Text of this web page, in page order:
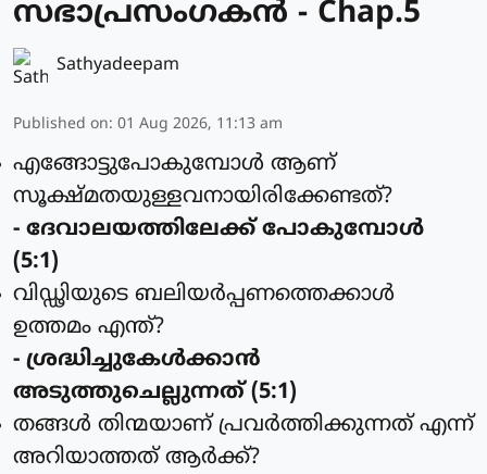
സഭാപ്രസംഗകൻ - Chap.5
Sathyadeepam
Published on: 01 Aug 2026, 11:13 am
എങ്ങോട്ടുപോകുമ്പോള്‍ ആണ്
സൂക്ഷ്മതയുള്ളവനായിരിക്കേണ്ടത്?
- ദേവാലയത്തിലേക്ക് പോകുമ്പോള്‍
(5:1)
വിഡ്ഢിയുടെ ബലിയര്‍പ്പണത്തെക്കാള്‍
ഉത്തമം എന്ത്?
- ശ്രദ്ധിച്ചുകേള്‍ക്കാന്‍
അടുത്തുചെല്ലുന്നത് (5:1)
തങ്ങള്‍ തിന്മയാണ് പ്രവര്‍ത്തിക്കുന്നത് എന്ന്
അറിയാത്തത് ആര്‍ക്ക്?